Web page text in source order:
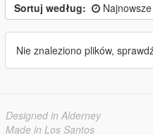
Sortuj według:
Nie znaleziono plików,
Designed in Alderney
Made in Los Santos